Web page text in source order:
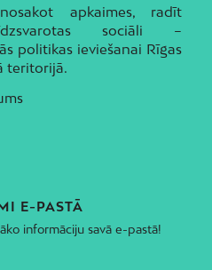
apkaimes, radīt
sociāli –
politikas ieviešanai Rīgas
teritorijā.
E-PASTĀ
informāciju savā e-pastā!